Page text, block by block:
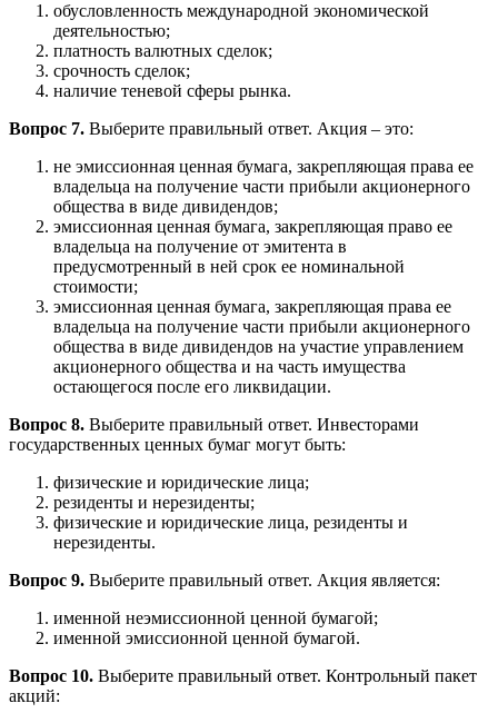
обусловленность международной экономической
деятельностью;
платность валютных сделок;
срочность сделок;
наличие теневой сферы рынка.
Вопрос 7. Выберите правильный ответ. Акция – это:
не эмиссионная ценная бумага, закрепляющая права ее
владельца на получение части прибыли акционерного
общества в виде дивидендов;
эмиссионная ценная бумага, закрепляющая право ее
владельца на получение от эмитента в
предусмотренный в ней срок ее номинальной
стоимости;
эмиссионная ценная бумага, закрепляющая права ее
владельца на получение части прибыли акционерного
общества в виде дивидендов на участие управлением
акционерного общества и на часть имущества
остающегося после его ликвидации.
Вопрос 8. Выберите правильный ответ. Инвесторами
государственных ценных бумаг могут быть:
физические и юридические лица;
резиденты и нерезиденты;
физические и юридические лица, резиденты и
нерезиденты.
Вопрос 9. Выберите правильный ответ. Акция является:
именной неэмиссионной ценной бумагой;
именной эмиссионной ценной бумагой.
Вопрос 10. Выберите правильный ответ. Контрольный пакет
акций: